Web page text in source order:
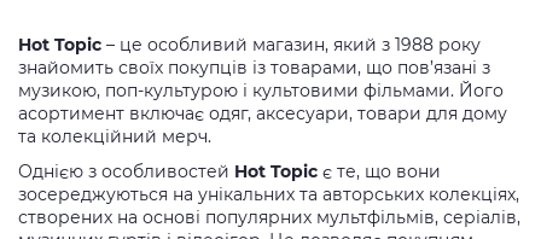
Hot Topic – це особливий магазин, який з 1988 року
знайомить своїх покупців із товарами, що пов’язані з
музикою, поп-культурою і культовими фільмами. Його
асортимент включає одяг, аксесуари, товари для дому
та колекційний мерч.
Однією з особливостей Hot Topic є те, що вони
зосереджуються на унікальних та авторських колекціях,
створених на основі популярних мультфільмів, серіалів,